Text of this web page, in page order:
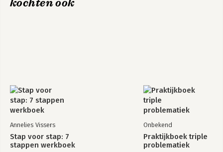
kochten ook
Annelies Vissers
Stap voor stap: 7
stappen werkboek
Onbekend
Praktijkboek triple
problematiek